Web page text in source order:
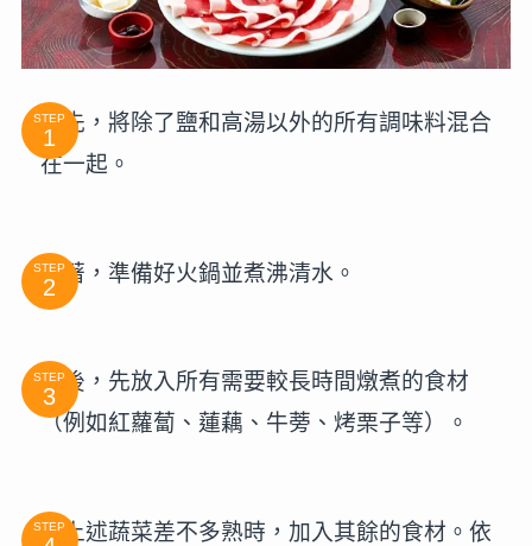
STEP
首先，將除了鹽和高湯以外的所有調味料混合
在一起。
STEP
接著，準備好火鍋並煮沸清水。
STEP
之後，先放入所有需要較長時間燉煮的食材
（例如紅蘿蔔、蓮藕、牛蒡、烤栗子等）。
STEP
當上述蔬菜差不多熟時，加入其餘的食材。依